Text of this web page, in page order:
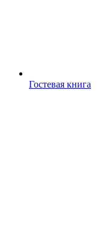
Гостевая книга